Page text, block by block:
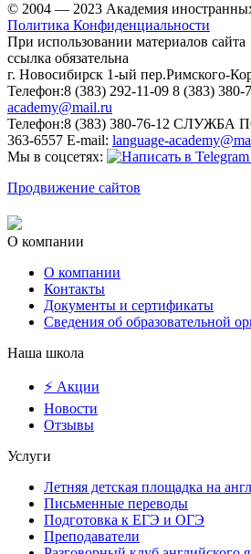
© 2004 — 2023 Академия
Политика Конфиденциальности
При использовании материалов сайта
ссылка обязательна
г. Новосибирск 1-ый пер.Римского-
Телефон:8 (383) 292-11-09 8 (383) 380-
academy@mail.ru
Телефон:8 (383) 380-76-12 СЛУЖБА
363-6557 E-mail: language-
Мы в соцсетях:
Продвижение сайтов
О компании
О компании
Контакты
Документы и сертификаты
Сведения об образовательной
Наша школа
⚡ Акции
Новости
Отзывы
Услуги
Летняя детская площадка на
Письменные переводы
Подготовка к ЕГЭ и ОГЭ
Преподаватели